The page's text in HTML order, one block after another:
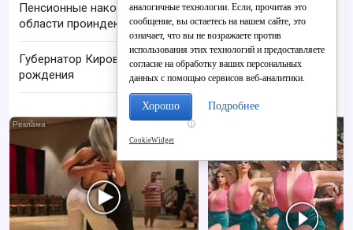
Пенсионные накопления жителей Кировской
области проиндексировали на 17-19%
Губернатор Кировской области празднует день
рождения
i
аналогичные технологии. Если, прочитав это
сообщение, вы остаетесь на нашем сайте, это
означает, что вы не возражаете против
использования этих технологий и предоставляете
согласие на обработку ваших персональных
данных с помощью сервисов веб-аналитики.
Хорошо Подробнее
CookieWidget